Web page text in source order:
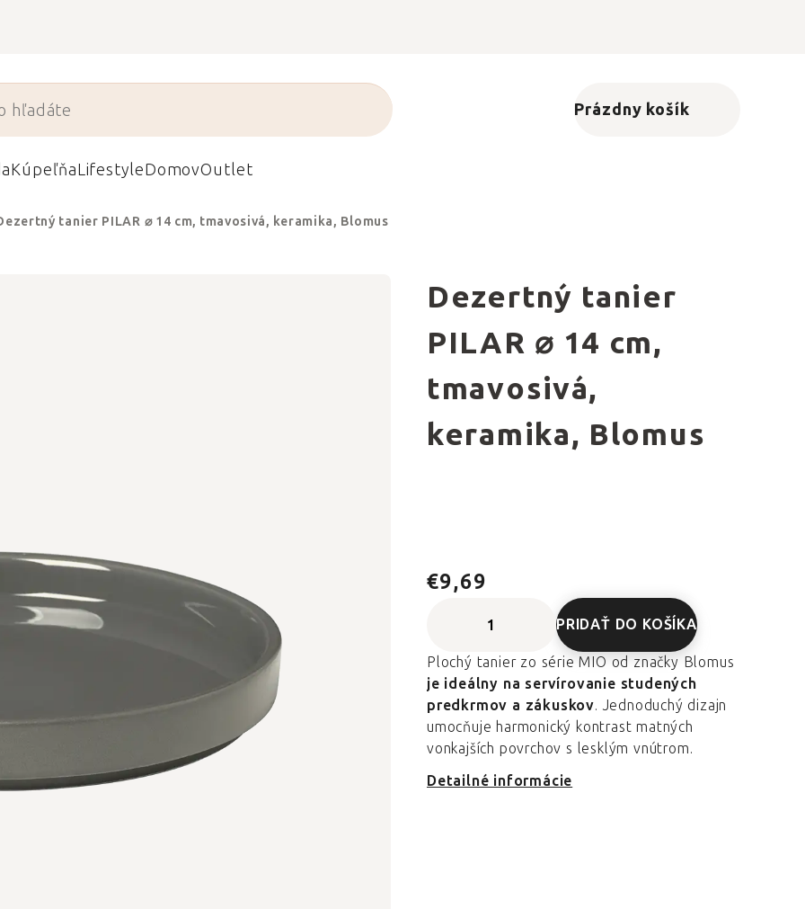
Nákupný košík
Prázdny košík
KúpeľňaLifestyleDomovOutlet
tanier PILAR ⌀ 14 cm, tmavosivá, keramika, Blomus
Dezertný tanier
PILAR ⌀ 14 cm,
tmavosivá,
keramika, Blomus
€9,69
PRIDAŤ DO KOŠÍKA
Plochý tanier zo série MIO od značky Blomus
je ideálny na servírovanie studených
predkrmov a zákuskov. Jednoduchý dizajn
umocňuje harmonický kontrast matných
vonkajších povrchov s lesklým vnútrom.
Detailné informácie